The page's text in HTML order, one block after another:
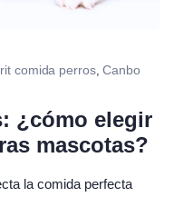
comida perros,Canbo
¿cómo elegir
mascotas?
la comida perfecta